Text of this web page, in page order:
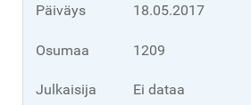
Päiväys 18.05.2017
Osumaa 1209
Julkaisija Ei dataa